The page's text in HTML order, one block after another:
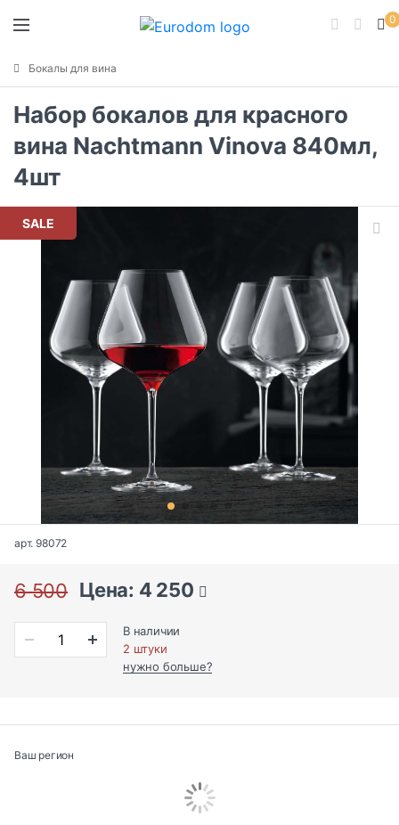
0
Бокалы для вина
Набор бокалов для красного
вина Nachtmann Vinova 840мл,
4шт
SALE
арт. 98072
6 500 Цена: 4 250
В наличии
2 штуки
нужно больше?
Ваш регион